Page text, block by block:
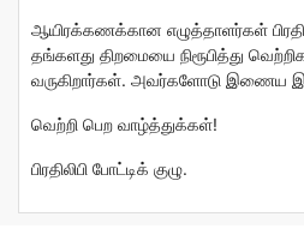
ஆயிரக்கணக்கான எழுத்தாளர்கள்
தங்களது திறமையை நிரூபித்து
வருகிறார்கள். அவர்களோடு இணைய
வெற்றி பெற வாழ்த்துக்கள்!
பிரதிலிபி போட்டிக் குழு.